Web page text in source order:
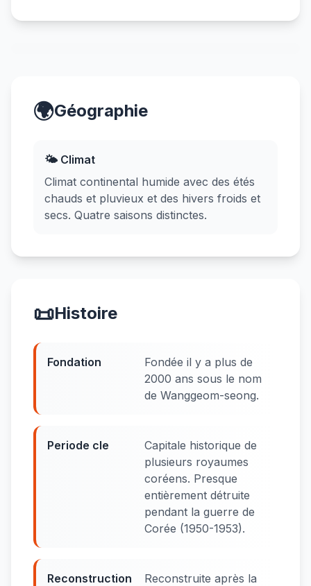
🌍Géographie
🌤️ Climat
Climat continental humide avec des étés
chauds et pluvieux et des hivers froids et
secs. Quatre saisons distinctes.
📜Histoire
Fondation
Fondée il y a plus de
2000 ans sous le nom
de Wanggeom-seong.
Periode cle
Capitale historique de
plusieurs royaumes
coréens. Presque
entièrement détruite
pendant la guerre de
Corée (1950-1953).
Reconstruction
Reconstruite après la